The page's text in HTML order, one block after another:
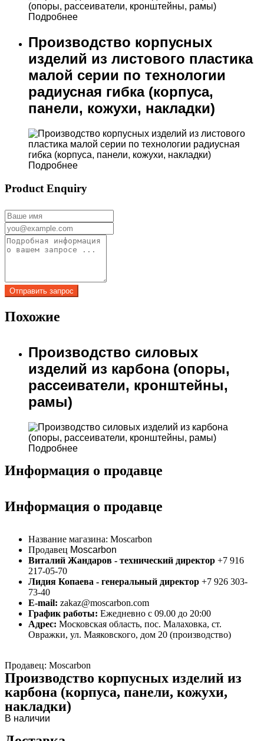
Подробнее
Производство корпусных
изделий из листового пластика
малой серии по технологии
радиусная гибка (корпуса,
панели, кожухи, накладки)
Подробнее
Product Enquiry
Похожие
Производство силовых
изделий из карбона (опоры,
рассеиватели, кронштейны,
рамы)
Подробнее
Информация о продавце
Информация о продавце
Название магазина: Moscarbon
Продавец Moscarbon
Виталий Жандаров - технический директор +7 916
217-05-70
Лидия Копаева - генеральный директор +7 926 303-
73-40
E-mail: zakaz@moscarbon.com
График работы: Ежедневно с 09.00 до 20:00
Адрес: Московская область, пос. Малаховка, ст.
Овражки, ул. Маяковского, дом 20 (производство)
Продавец: Moscarbon
Производство корпусных изделий из
карбона (корпуса, панели, кожухи,
накладки)
В наличии